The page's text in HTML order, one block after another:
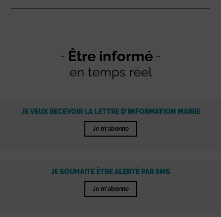
Être informé
en temps réel
JE VEUX RECEVOIR LA LETTRE D'INFORMATION MAIRIE
Je m'abonne
JE SOUHAITE ÊTRE ALERTÉ PAR SMS
Je m'abonne